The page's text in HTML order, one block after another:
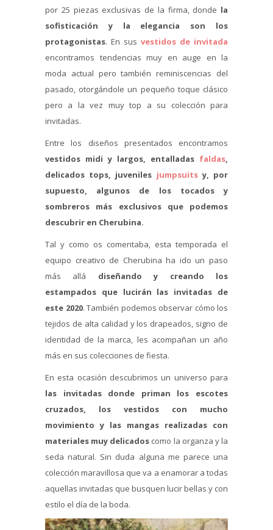
por 25 piezas exclusivas de la firma, donde la
sofisticación y la elegancia son los
protagonistas. En sus vestidos de invitada
encontramos tendencias muy en auge en la
moda actual pero también reminiscencias del
pasado, otorgándole un pequeño toque clásico
pero a la vez muy top a su colección para
invitadas.
Entre los diseños presentados encontramos
vestidos midi y largos, entalladas faldas,
delicados tops, juveniles jumpsuitsy, por
supuesto, algunos de los tocados y
sombreros más exclusivos que podemos
descubrir en Cherubina.
Tal y como os comentaba, esta temporada el
equipo creativo de Cherubina ha ido un paso
más allá diseñando y creando los
estampados que lucirán las invitadas de
este 2020. También podemos observar cómo los
tejidos de alta calidad y los drapeados, signo de
identidad de la marca, les acompañan un año
más en sus colecciones de fiesta.
En esta ocasión descubrimos un universo para
las invitadas donde priman los escotes
cruzados, los vestidos con mucho
movimiento y las mangas realizadas con
materiales muy delicados como la organza y la
seda natural. Sin duda alguna me parece una
colección maravillosa que va a enamorar a todas
aquellas invitadas que busquen lucir bellas y con
estilo el día de la boda.